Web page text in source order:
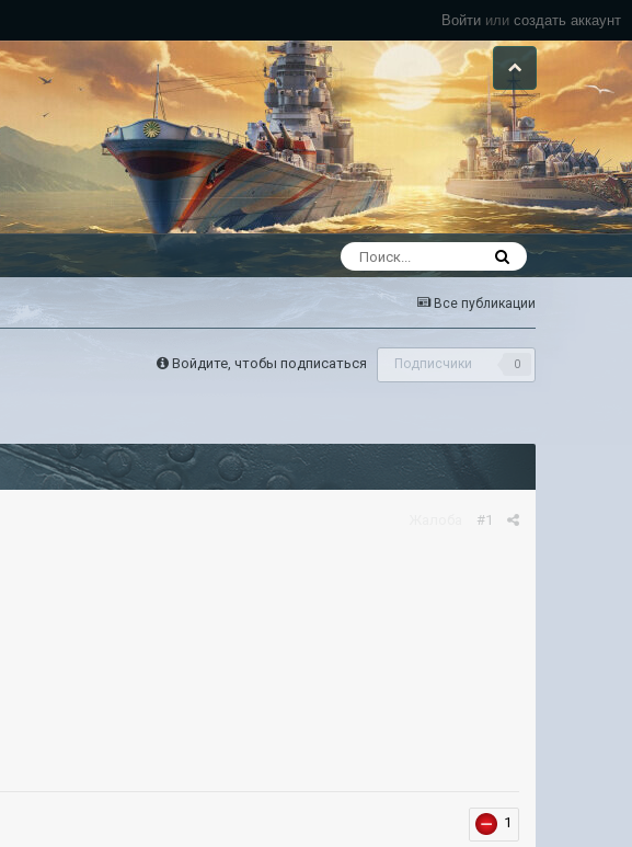
Войти или создать аккаунт
Все публикации
Войдите, чтобы подписаться Подписчики 0
#1
1